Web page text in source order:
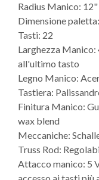
Radius Manico:
Dimensione
Tasti: 22
Larghezza Manico:
all'ultimo tasto
Legno Manico:
Tastiera:
Finitura Manico:
wax blend
Meccaniche:
Truss Rod:
Attacco manico: 5